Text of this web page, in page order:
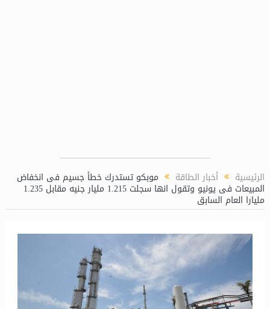
الرئيسية أخبار الطاقة موبكو تستدرك خطأ جسيم فى انخفاض
المبيعات فى يونيو وتقول انها سجلت 1.215 مليار جنيه مقابل 1.235
مليارا العام السابق